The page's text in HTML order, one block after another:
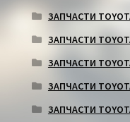
ЗАПЧАСТИ
ЗАПЧАСТИ
ЗАПЧАСТИ
ЗАПЧАСТИ
ЗАПЧАСТИ